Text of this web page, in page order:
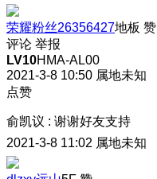
荣耀粉丝26356427地板 赞
评论 举报
LV10HMA-AL00
2021-3-8 10:50 属地未知
点赞
俞凯议 : 谢谢好友支持
2021-3-8 11:02 属地未知